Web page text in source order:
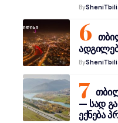
By
By
— სად
ექნება